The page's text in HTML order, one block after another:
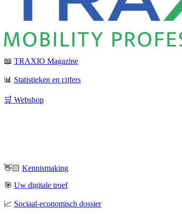
📖 TRAXIO Magazine
📊 Statistieken en cijfers
🛒 Webshop
👋🏻 Kennismaking
🎯 Uw digitale troef
📈 Sociaal-economisch dossier